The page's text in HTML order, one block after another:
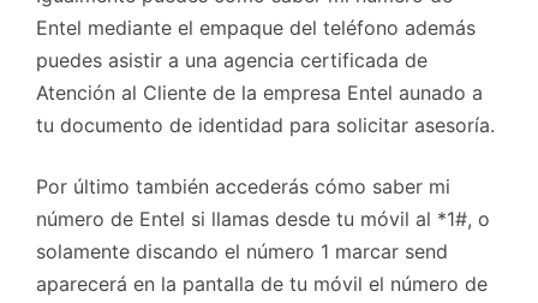
Entel mediante el empaque del teléfono además
puedes asistir a una agencia certificada de
Atención al Cliente de la empresa Entel aunado a
tu documento de identidad para solicitar asesoría.
Por último también accederás cómo saber mi
número de Entel si llamas desde tu móvil al *1#, o
solamente discando el número 1 marcar send
aparecerá en la pantalla de tu móvil el número de